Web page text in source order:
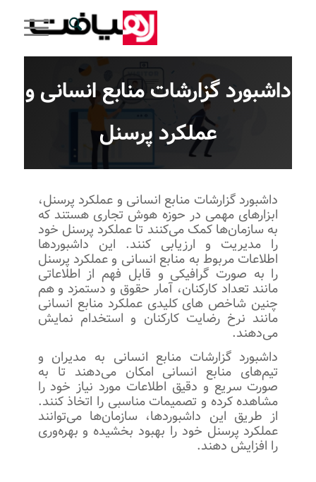
داشبورد گزارشات منابع انسانی و
عملکرد پرسنل
داشبورد گزارشات منابع انسانی و عملکرد پرسنل،
ابزارهای مهمی در حوزه هوش تجاری هستند که
به سازمان‌ها کمک می‌کنند تا عملکرد پرسنل خود
را مدیریت و ارزیابی کنند. این داشبوردها
اطلاعات مربوط به منابع انسانی و عملکرد پرسنل
را به صورت گرافیکی و قابل فهم از اطلاعاتی
مانند تعداد کارکنان، آمار حقوق و دستمزد و هم
چنین شاخص های کلیدی عملکرد منابع انسانی
مانند نرخ رضایت کارکنان و استخدام نمایش
می‌دهند.
داشبورد گزارشات منابع انسانی به مدیران و
تیم‌های منابع انسانی امکان می‌دهند تا به
صورت سریع و دقیق اطلاعات مورد نیاز خود را
مشاهده کرده و تصمیمات مناسبی را اتخاذ کنند.
از طریق این داشبوردها، سازمان‌ها می‌توانند
عملکرد پرسنل خود را بهبود بخشیده و بهره‌وری
را افزایش دهند.